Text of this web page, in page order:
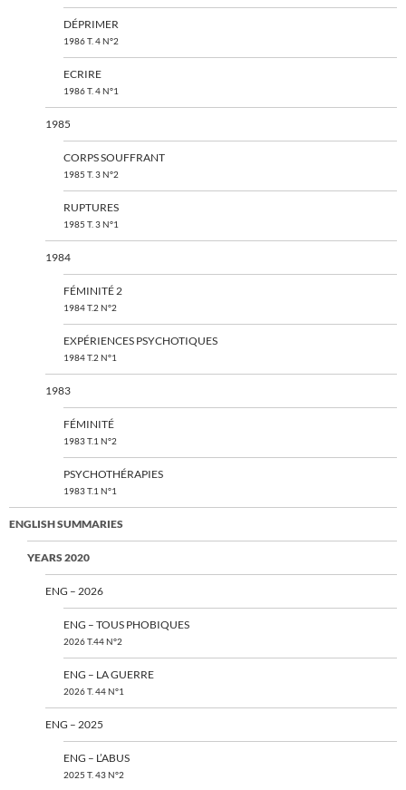
DÉPRIMER
1986 T. 4 N°2
ECRIRE
1986 T. 4 N°1
1985
CORPS SOUFFRANT
1985 T. 3 N°2
RUPTURES
1985 T. 3 N°1
1984
FÉMINITÉ 2
1984 T.2 N°2
EXPÉRIENCES PSYCHOTIQUES
1984 T.2 N°1
1983
FÉMINITÉ
1983 T.1 N°2
PSYCHOTHÉRAPIES
1983 T.1 N°1
ENGLISH SUMMARIES
YEARS 2020
ENG – 2026
ENG – TOUS PHOBIQUES
2026 T.44 N°2
ENG – LA GUERRE
2026 T. 44 N°1
ENG – 2025
ENG – L’ABUS
2025 T. 43 N°2